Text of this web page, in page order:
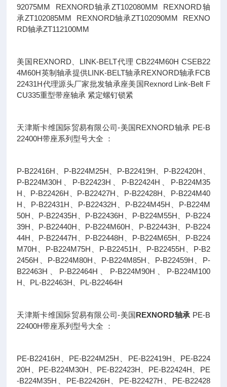
92075MM REXNORD轴承ZT102080MM REXNORD轴
承ZT102085MM REXNORD轴承ZT102090MM REXNO
RD轴承ZT112100MM
美国REXNORD、LINK-BELT代理 CB224M60H CSEB22
4M60H英制轴承提供LINK-BELT轴承REXNORD轴承FCB
22431H代理源头厂家批发轴承座美国Rexnord Link-Belt F
CU335重型带座轴承 紧定螺钉锁紧
天津斯卡维国际贸易有限公司-美国REXNORD轴承 PE-B
22400H带座系列型号大全 ：
P-B22416H、P-B224M25H、P-B22419H、P-B22420H、
P-B224M30H、P-B22423H、P-B22424H、P-B224M35
H、P-B22426H、P-B22427H、P-B22428H、P-B224M40
H、P-B22431H、P-B22432H、P-B224M45H、P-B224M
50H、P-B22435H、P-B22436H、P-B224M55H、P-B224
39H、P-B22440H、P-B224M60H、P-B22443H、P-B224
44H、P-B22447H、P-B22448H、P-B224M65H、P-B224
M70H、P-B224M75H、P-B22451H、P-B22455H、P-B2
2456H、P-B224M80H、P-B224M85H、P-B22459H、P-
B22463H、P-B22464H、P-B224M90H、P-B224M100
H、PL-B22463H、PL-B22464H
天津斯卡维国际贸易有限公司-美国REXNORD轴承 PE-B
22400H带座系列型号大全 ：
PE-B22416H、PE-B224M25H、PE-B22419H、PE-B224
20H、PE-B224M30H、PE-B22423H、PE-B22424H、PE
-B224M35H、PE-B22426H、PE-B22427H、PE-B22428